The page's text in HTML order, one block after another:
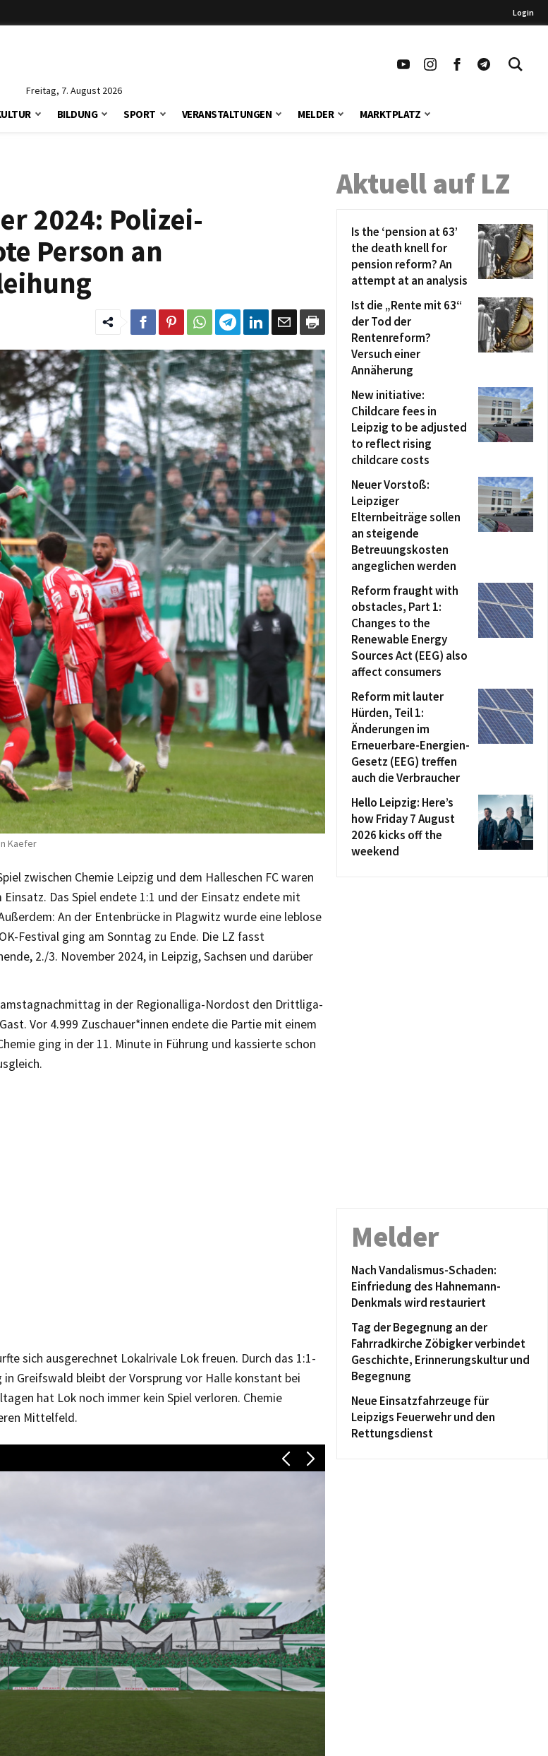
Login
Freitag, 7. August 2026
BILDUNG SPORT VERANSTALTUNGEN MELDER MARKTPLATZ
2024: Polizei-
Person an
Kaefer
zwischen Chemie Leipzig und dem Halleschen FC waren
Das Spiel endete 1:1 und der Einsatz endete mit
An der Entenbrücke in Plagwitz wurde eine leblose
Festival ging am Sonntag zu Ende. Die LZ fasst
2./3. November 2024, in Leipzig, Sachsen und darüber
in der Regionalliga-Nordost den Drittliga-
Vor 4.999 Zuschauer*innen endete die Partie mit einem
ging in der 11. Minute in Führung und kassierte schon
sich ausgerechnet Lokalrivale Lok freuen. Durch das 1:1-
in Greifswald bleibt der Vorsprung vor Halle konstant bei
hat Lok noch immer kein Spiel verloren. Chemie
Mittelfeld.
Aktuell auf LZ
Is the ‘pension at 63’
the death knell for
pension reform? An
attempt at an analysis
Ist die „Rente mit 63“
der Tod der
Rentenreform?
Versuch einer
Annäherung
New initiative:
Childcare fees in
Leipzig to be adjusted
to reflect rising
childcare costs
Neuer Vorstoß:
Leipziger
Elternbeiträge sollen
an steigende
Betreuungskosten
angeglichen werden
Reform fraught with
obstacles, Part 1:
Changes to the
Renewable Energy
Sources Act (EEG) also
affect consumers
Reform mit lauter
Hürden, Teil 1:
Änderungen im
Erneuerbare-Energien-
Gesetz (EEG) treffen
auch die Verbraucher
Hello Leipzig: Here’s
how Friday 7 August
2026 kicks off the
weekend
Melder
Nach Vandalismus-Schaden:
Einfriedung des Hahnemann-
Denkmals wird restauriert
Tag der Begegnung an der
Fahrradkirche Zöbigker verbindet
Geschichte, Erinnerungskultur und
Begegnung
Neue Einsatzfahrzeuge für
Leipzigs Feuerwehr und den
Rettungsdienst